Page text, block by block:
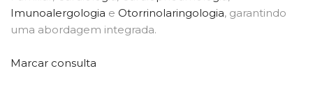
Imunoalergologia e Otorrinolaringologia, garantindo
uma abordagem integrada.
Marcar consulta